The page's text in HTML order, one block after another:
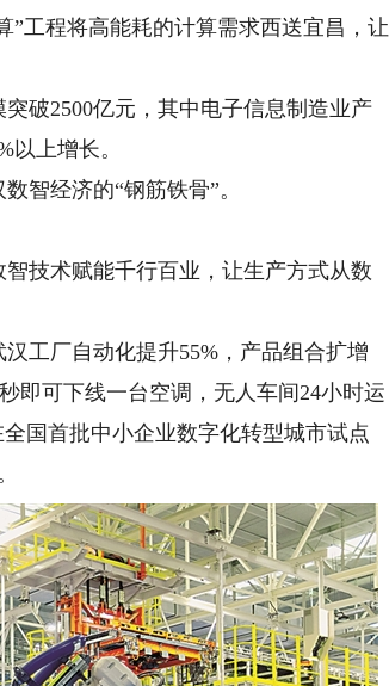
”工程将高能耗的计算需求西送宜昌，让
破2500亿元，其中电子信息制造业产
以上增长。
经济的“钢筋铁骨”。
技术赋能千行百业，让生产方式从数
工厂自动化提升55%，产品组合扩增
即可下线一台空调，无人车间24小时运
国首批中小企业数字化转型城市试点